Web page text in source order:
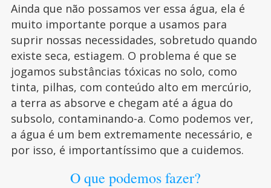
Ainda que não possamos ver essa água, ela é
muito importante porque a usamos para
suprir nossas necessidades, sobretudo quando
existe seca, estiagem. O problema é que se
jogamos substâncias tóxicas no solo, como
tinta, pilhas, com conteúdo alto em mercúrio,
a terra as absorve e chegam até a água do
subsolo, contaminando-a. Como podemos ver,
a água é um bem extremamente necessário, e
por isso, é importantíssimo que a cuidemos.
O que podemos fazer?